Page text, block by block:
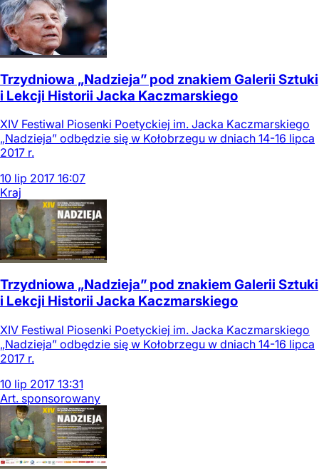
Trzydniowa „Nadzieja” pod znakiem Galerii Sztuki
i Lekcji Historii Jacka Kaczmarskiego
XIV Festiwal Piosenki Poetyckiej im. Jacka Kaczmarskiego
„Nadzieja” odbędzie się w Kołobrzegu w dniach 14-16 lipca
2017 r.
10 lip 2017 16:07
Kraj
Trzydniowa „Nadzieja” pod znakiem Galerii Sztuki
i Lekcji Historii Jacka Kaczmarskiego
XIV Festiwal Piosenki Poetyckiej im. Jacka Kaczmarskiego
„Nadzieja” odbędzie się w Kołobrzegu w dniach 14-16 lipca
2017 r.
10 lip 2017 13:31
Art. sponsorowany